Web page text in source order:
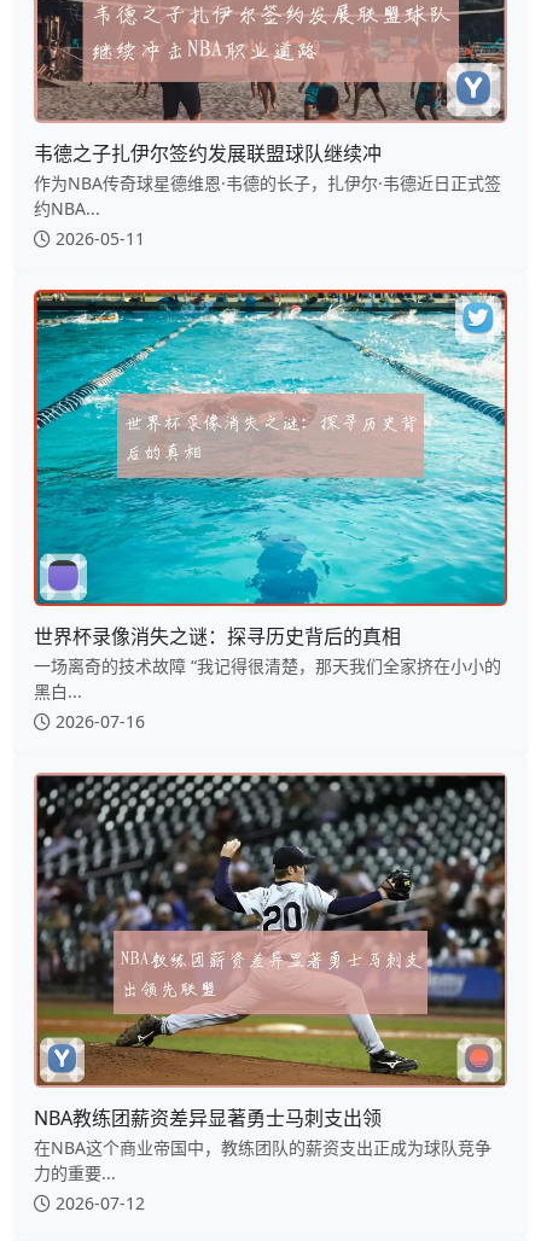
韦德之子扎伊尔签约发展联盟球队继续冲
作为NBA传奇球星德维恩·韦德的长子，扎伊尔·韦德近日正式签
约NBA...
2026-05-11
世界杯录像消失之谜：探寻历史背后的真相
一场离奇的技术故障 “我记得很清楚，那天我们全家挤在小小的
黑白...
2026-07-16
NBA教练团薪资差异显著勇士马刺支出领
在NBA这个商业帝国中，教练团队的薪资支出正成为球队竞争
力的重要...
2026-07-12